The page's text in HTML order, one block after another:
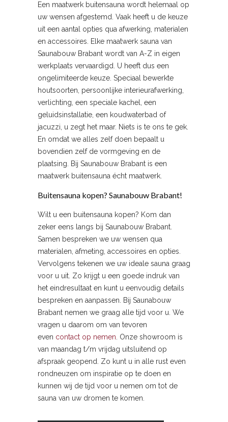
Een maatwerk buitensauna wordt helemaal op
uw wensen afgestemd. Vaak heeft u de keuze
uit een aantal opties qua afwerking, materialen
en accessoires. Elke maatwerk sauna van
Saunabouw Brabant wordt van A-Z in eigen
werkplaats vervaardigd. U heeft dus een
ongelimiteerde keuze. Speciaal bewerkte
houtsoorten, persoonlijke interieurafwerking,
verlichting, een speciale kachel, een
geluidsinstallatie, een koudwaterbad of
jacuzzi, u zegt het maar. Niets is te ons te gek.
En omdat we alles zelf doen bepaalt u
bovendien zelf de vormgeving en de
plaatsing. Bij Saunabouw Brabant is een
maatwerk buitensauna écht maatwerk.
Buitensauna kopen? Saunabouw Brabant!
Wilt u een buitensauna kopen? Kom dan
zeker eens langs bij Saunabouw Brabant.
Samen bespreken we uw wensen qua
materialen, afmeting, accessoires en opties.
Vervolgens tekenen we uw ideale sauna graag
voor u uit. Zo krijgt u een goede indruk van
het eindresultaat en kunt u eenvoudig details
bespreken en aanpassen. Bij Saunabouw
Brabant nemen we graag alle tijd voor u. We
vragen u daarom om van tevoren
even contact op nemen . Onze showroom is
van maandag t/m vrijdag uitsluitend op
afspraak geopend. Zo kunt u in alle rust even
rondneuzen om inspiratie op te doen en
kunnen wij de tijd voor u nemen om tot de
sauna van uw dromen te komen.